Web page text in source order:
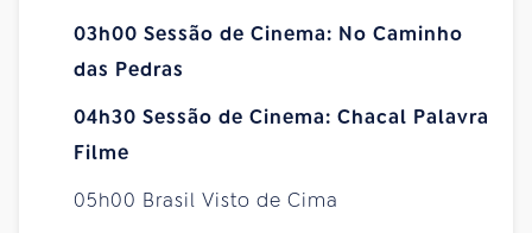
03h00 Sessão de Cinema: No Caminho
das Pedras
04h30 Sessão de Cinema: Chacal Palavra
Filme
05h00 Brasil Visto de Cima